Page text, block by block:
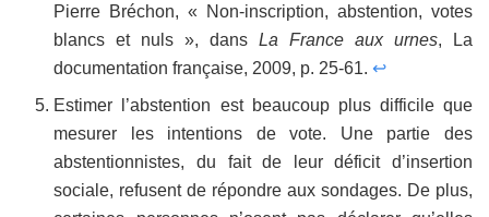
Pierre Bréchon, « Non-inscription, abstention, votes
blancs et nuls », dansLa France aux urnes, La
documentation française, 2009, p. 25-61. ↩
Estimer l’abstention est beaucoup plus difficile que
mesurer les intentions de vote. Une partie des
abstentionnistes, du fait de leur déficit d’insertion
sociale, refusent de répondre aux sondages. De plus,